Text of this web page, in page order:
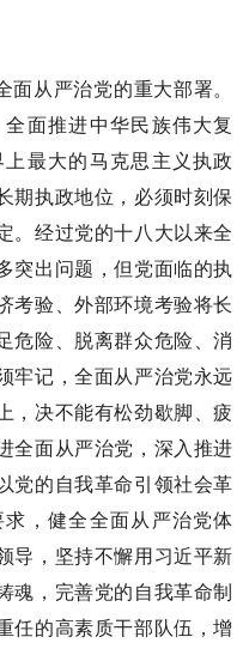
从严治党的重大部署。
面推进中华民族伟大复
最大的马克思主义执政
期执政地位，必须时刻保
。经过党的十八大以来全
突出问题，但党面临的执
考验、外部环境考验将长
危险、脱离群众危险、消
牢记，全面从严治党永远
，决不能有松劲歇脚、疲
全面从严治党，深入推进
党的自我革命引领社会革
，健全全面从严治党体
导，坚持不懈用习近平新
魂，完善党的自我革命制
任的高素质干部队伍，增